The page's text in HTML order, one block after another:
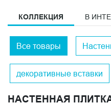
КОЛЛЕКЦИЯ В
Все товары
декоративные вставки
НАСТЕННАЯ